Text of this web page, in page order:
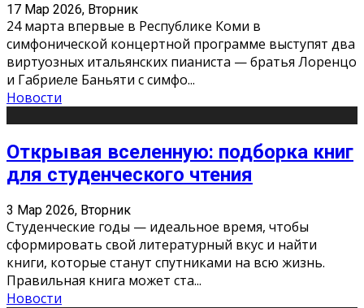
17 Мар 2026, Вторник
24 марта впервые в Республике Коми в
симфонической концертной программе выступят два
виртуозных итальянских пианиста — братья Лоренцо
и Габриеле Баньяти с симфо...
Новости
Открывая вселенную: подборка книг
для студенческого чтения
3 Мар 2026, Вторник
Студенческие годы — идеальное время, чтобы
сформировать свой литературный вкус и найти
книги, которые станут спутниками на всю жизнь.
Правильная книга может ста...
Новости